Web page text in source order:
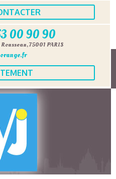
00 90 90
75001 PARIS